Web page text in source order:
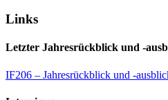
Links
Letzter Jahresrückblick und -
IF206 – Jahresrückblick und -